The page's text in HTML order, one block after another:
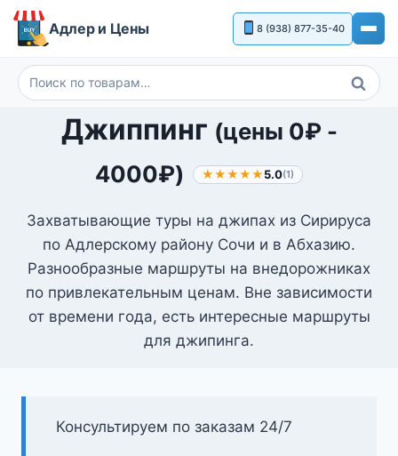
Перейти
Адлер и Цены 8 (938) 877-35-40
Искать:
Поиск
Джиппинг (цены 0₽ -
4000₽) ★★★★★5.0(1)
Захватывающие туры на джипах из Сирируса
по Адлерскому району Сочи и в Абхазию.
Разнообразные маршруты на внедорожниках
по привлекательным ценам. Вне зависимости
от времени года, есть интересные маршруты
для джипинга.
Консультируем по заказам 24/7